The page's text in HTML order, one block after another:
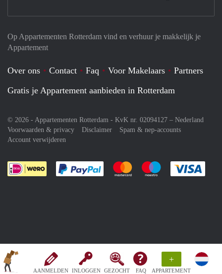
AANMELDEN INLOGGEN GEZOCHT FAQ
+
APPARTEMENT
Op Appartementen Rotterdam vind en verhuur je makkelijk je
Appartement
Over ons Contact Faq Voor Makelaars
Partners
Gratis je Appartement aanbieden in Rotterdam
© 2026 - Appartementen Rotterdam - KvK nr. 02094127 – Nederland
Voorwaarden & privacy
Disclaimer
Spam & nep-accounts
Account verwijderen
Je rekent gemakkelijk af met Paypal
Je rekent gemakkelijk af met
Je rekent